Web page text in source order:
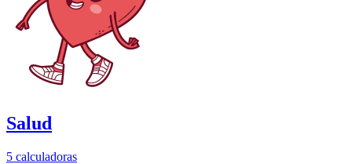
Salud
5 calculadoras